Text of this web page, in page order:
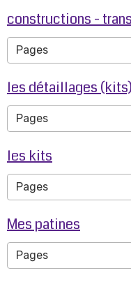
constructions -
les détaillages
les kits
Mes patines